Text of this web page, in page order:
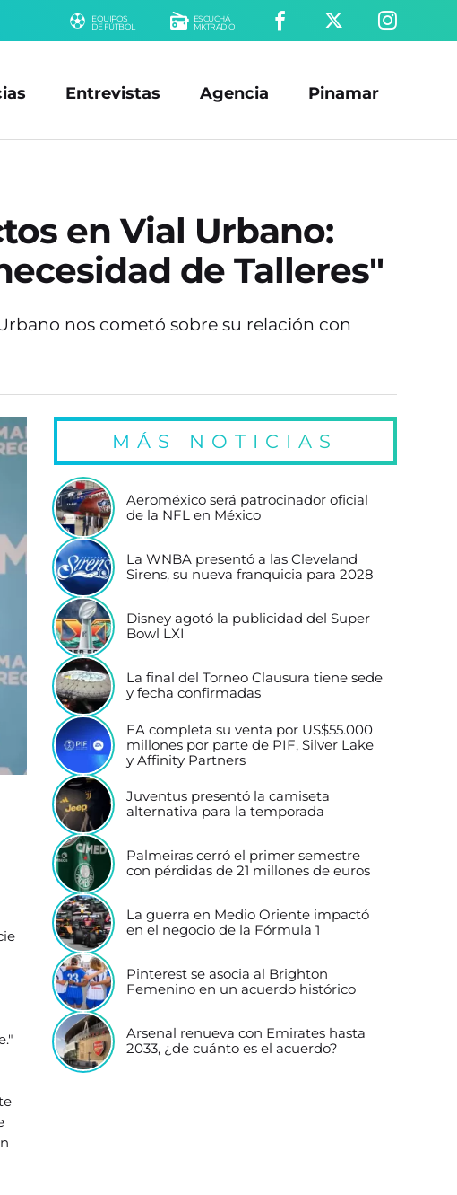
EQUIPOS
DE FÚTBOL
ESCUCHÁ
MKTRADIO
Entrevistas Agencia Pinamar
en Vial Urbano:
de Talleres"
nos cometó sobre su relación con
MÁS NOTICIAS
Aeroméxico será patrocinador oficial
de la NFL en México
La WNBA presentó a las Cleveland
Sirens, su nueva franquicia para 2028
Disney agotó la publicidad del Super
Bowl LXI
La final del Torneo Clausura tiene sede
y fecha confirmadas
EA completa su venta por US$55.000
millones por parte de PIF, Silver Lake
y Affinity Partners
Juventus presentó la camiseta
alternativa para la temporada
Palmeiras cerró el primer semestre
con pérdidas de 21 millones de euros
La guerra en Medio Oriente impactó
en el negocio de la Fórmula 1
Pinterest se asocia al Brighton
Femenino en un acuerdo histórico
Arsenal renueva con Emirates hasta
2033, ¿de cuánto es el acuerdo?